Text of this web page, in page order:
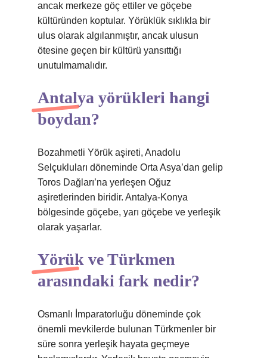
ancak merkeze göç ettiler ve göçebe
kültüründen koptular. Yörüklük sıklıkla bir
ulus olarak algılanmıştır, ancak ulusun
ötesine geçen bir kültürü yansıttığı
unutulmamalıdır.
Antalya yörükleri hangi
boydan?
Bozahmetli Yörük aşireti, Anadolu
Selçukluları döneminde Orta Asya’dan gelip
Toros Dağları’na yerleşen Oğuz
aşiretlerinden biridir. Antalya-Konya
bölgesinde göçebe, yarı göçebe ve yerleşik
olarak yaşarlar.
Yörük ve Türkmen
arasındaki fark nedir?
Osmanlı İmparatorluğu döneminde çok
önemli mevkilerde bulunan Türkmenler bir
süre sonra yerleşik hayata geçmeye